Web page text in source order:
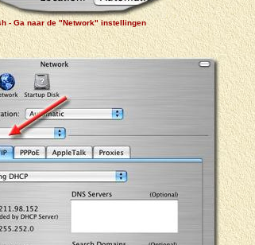
- Ga naar de "Network" instellingen